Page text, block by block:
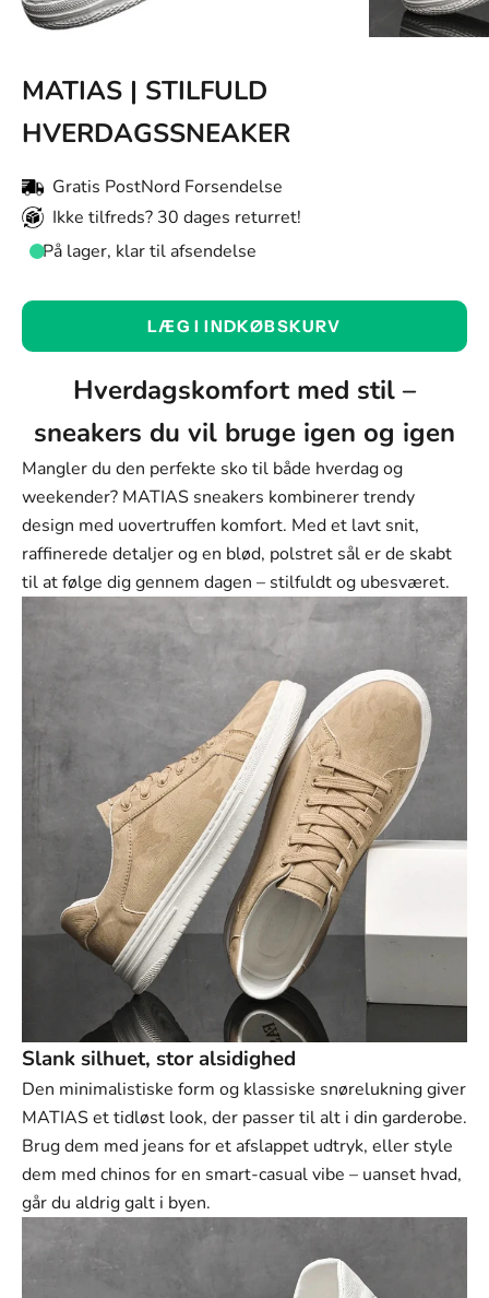
MATIAS | STILFULD
HVERDAGSSNEAKER
Gratis PostNord Forsendelse
Ikke tilfreds? 30 dages returret!
På lager, klar til afsendelse
Farve:
Sand
Hvid
Størrelse:
37
39
44
LÆG I INDKØBSKURV
Hverdagskomfort med stil –
sneakers du vil bruge igen og igen
Mangler du den perfekte sko til både hverdag og
weekender? MATIAS sneakers kombinerer trendy
design med uovertruffen komfort. Med et lavt snit,
raffinerede detaljer og en blød, polstret sål er de skabt
til at følge dig gennem dagen – stilfuldt og ubesværet.
Slank silhuet, stor alsidighed
Den minimalistiske form og klassiske snørelukning giver
MATIAS et tidløst look, der passer til alt i din garderobe.
Brug dem med jeans for et afslappet udtryk, eller style
dem med chinos for en smart-casual vibe – uanset hvad,
går du aldrig galt i byen.